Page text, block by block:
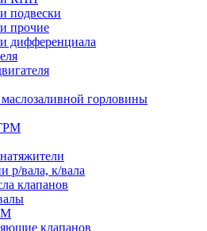
подвески
прочие
дифференциала
горловины
р/вала, к/вала
клапанов
клапанов